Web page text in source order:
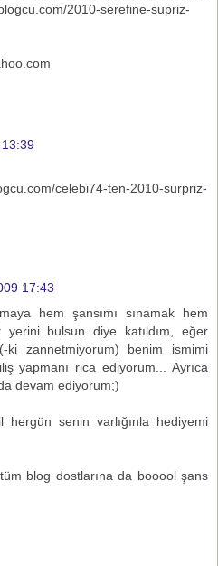
2010-serefine-supriz-
13:39
celebi74-ten-2010-surpriz-
17:43
hem şansımı sınamak hem
bulsun diye katıldım, eğer
ki zannetmiyorum) benim ismimi
yapmanı rica ediyorum... Ayrıca
devam ediyorum;)
senin varlığınla hediyemi
blog dostlarına da booool şans